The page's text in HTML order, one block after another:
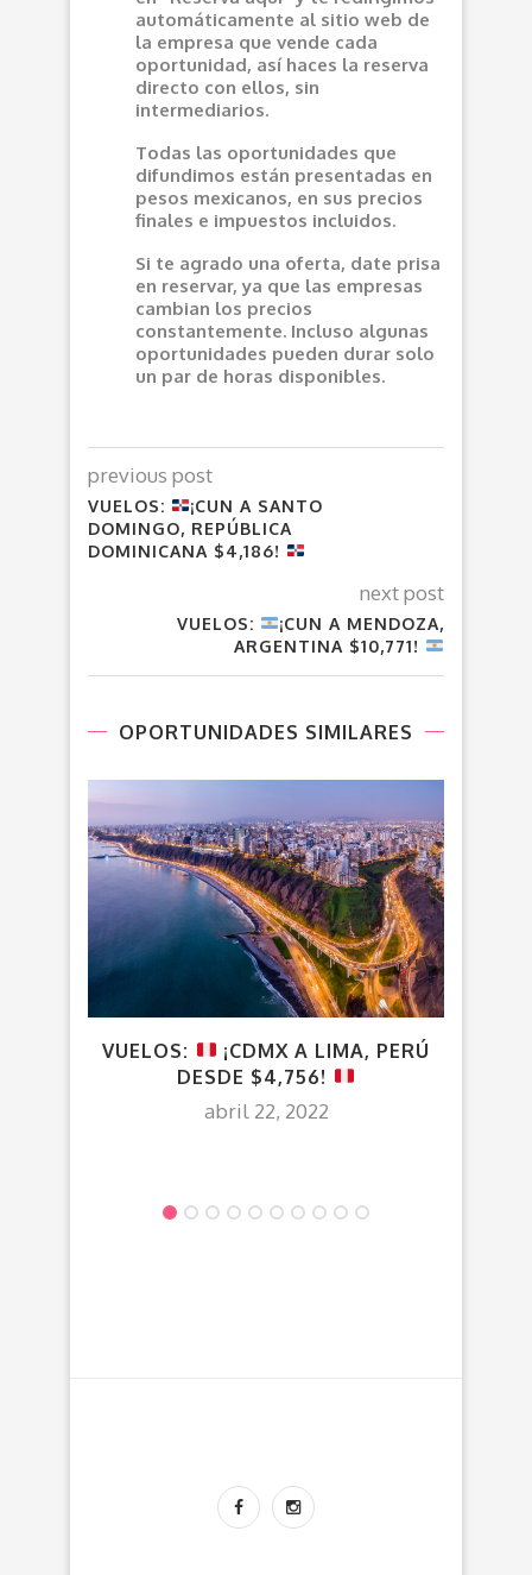
automáticamente al sitio web de
la empresa que vende cada
oportunidad, así haces la reserva
directo con ellos, sin
intermediarios.
Todas las oportunidades que
difundimos están presentadas en
pesos mexicanos, en sus precios
finales e impuestos incluidos.
Si te agrado una oferta, date prisa
en reservar, ya que las empresas
cambian los precios
constantemente. Incluso algunas
oportunidades pueden durar solo
un par de horas disponibles.
previous post
VUELOS:
¡CUN A SANTO
DOMINGO, REPÚBLICA
DOMINICANA $4,186!
next post
VUELOS:
¡CUN A MENDOZA,
ARGENTINA $10,771!
OPORTUNIDADES SIMILARES
VUELOS:
¡CDMX A LIMA, PERÚ
DESDE $4,756!
abril 22, 2022